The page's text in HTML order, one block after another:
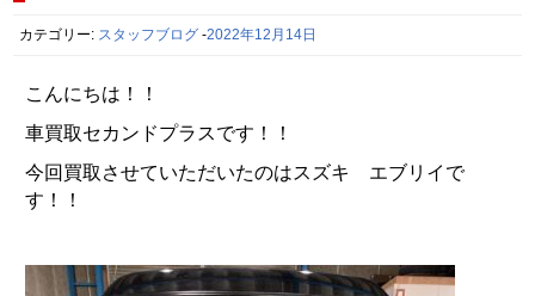
カテゴリー: スタッフブログ -2022年12月14日
こんにちは！！
車買取セカンドプラスです！！
今回買取させていただいたのはスズキ エブリイで
す！！